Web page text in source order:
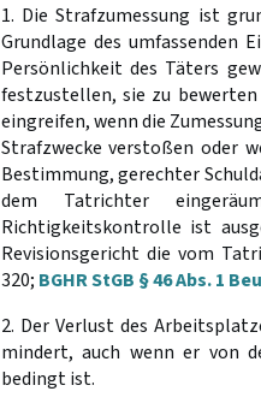
1. Die Strafzumessung ist
Grundlage des umfassenden
Persönlichkeit des Täters
festzustellen, sie zu
eingreifen, wenn die
Strafzwecke verstoßen oder
Bestimmung, gerechter
dem Tatrichter
Richtigkeitskontrolle ist
Revisionsgericht die vom
320; BGHR StGB § 46 Abs. 1
2. Der Verlust des
mindert, auch wenn er von
bedingt ist.